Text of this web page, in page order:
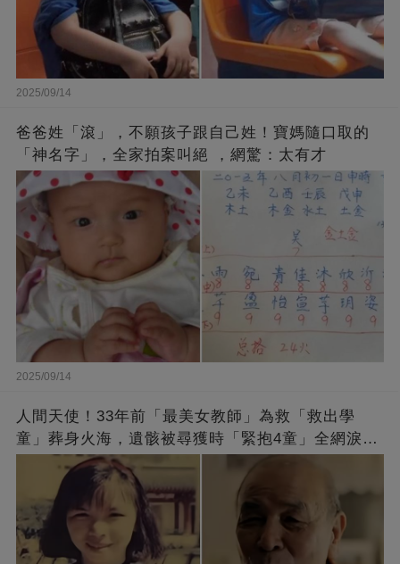
2025/09/14
爸爸姓「滾」，不願孩子跟自己姓！寶媽隨口取的
「神名字」，全家拍案叫絕 ，網驚：太有才
2025/09/14
人間天使！33年前「最美女教師」為救「救出學
童」葬身火海，遺骸被尋獲時「緊抱4童」全網淚
崩：真正的英雄不該被遺忘